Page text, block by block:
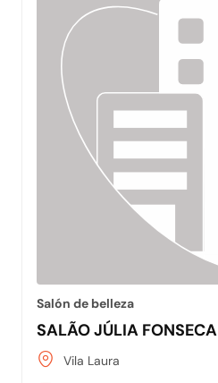
Salón de belleza
SALÃO JÚLIA FONSECA
Vila Laura